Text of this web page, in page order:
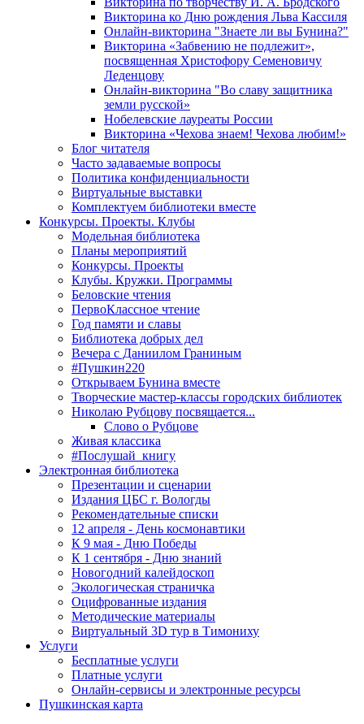
Викторина ко Дню рождения Льва Кассиля
Онлайн-викторина "Знаете ли вы Бунина?"
Викторина «Забвению не подлежит»,
посвященная Христофору Семеновичу
Леденцову
Онлайн-викторина "Во славу защитника
земли русской»
Нобелевские лауреаты России
Викторина «Чехова знаем! Чехова любим!»
Блог читателя
Часто задаваемые вопросы
Политика конфиденциальности
Виртуальные выставки
Комплектуем библиотеки вместе
Конкурсы. Проекты. Клубы
Модельная библиотека
Планы мероприятий
Конкурсы. Проекты
Клубы. Кружки. Программы
Беловские чтения
ПервоКлассное чтение
Год памяти и славы
Библиотека добрых дел
Вечера с Даниилом Граниным
#Пушкин220
Открываем Бунина вместе
Творческие мастер-классы городских библиотек
Николаю Рубцову посвящается...
Слово о Рубцове
Живая классика
#Послушай_книгу
Электронная библиотека
Презентации и сценарии
Издания ЦБС г. Вологды
Рекомендательные списки
12 апреля - День космонавтики
К 9 мая - Дню Победы
К 1 сентября - Дню знаний
Новогодний калейдоскоп
Экологическая страничка
Оцифрованные издания
Методические материалы
Виртуальный 3D тур в Тимониху
Услуги
Бесплатные услуги
Платные услуги
Онлайн-сервисы и электронные ресурсы
Пушкинская карта